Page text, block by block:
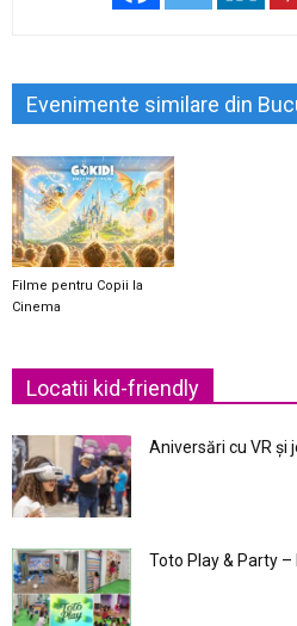
Evenimente similare din
Filme pentru Copii la
Cinema
Locatii kid-friendly
Aniversări cu VR și
Toto Play & Party